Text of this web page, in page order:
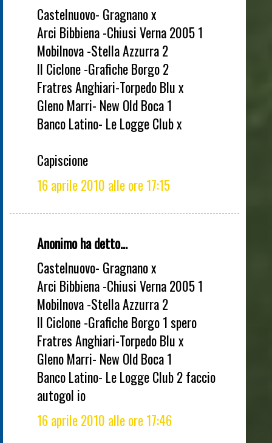
Castelnuovo- Gragnano x
Arci Bibbiena -Chiusi Verna 2005 1
Mobilnova -Stella Azzurra 2
Il Ciclone -Grafiche Borgo 2
Fratres Anghiari-Torpedo Blu x
Gleno Marri- New Old Boca 1
Banco Latino- Le Logge Club x
Capiscione
16 aprile 2010 alle ore 17:15
Anonimo ha detto...
Castelnuovo- Gragnano x
Arci Bibbiena -Chiusi Verna 2005 1
Mobilnova -Stella Azzurra 2
Il Ciclone -Grafiche Borgo 1 spero
Fratres Anghiari-Torpedo Blu x
Gleno Marri- New Old Boca 1
Banco Latino- Le Logge Club 2 faccio
autogol io
16 aprile 2010 alle ore 17:46